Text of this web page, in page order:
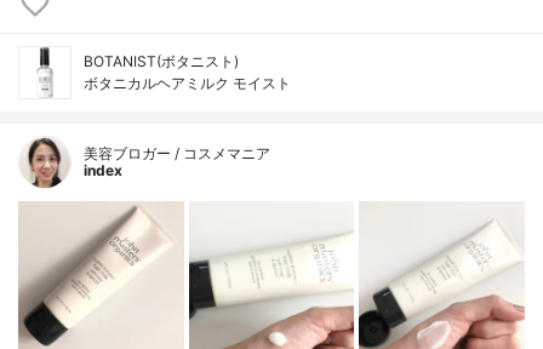
BOTANIST(ボタニスト)
ボタニカルヘアミルク モイスト
美容ブロガー / コスメマニア
index